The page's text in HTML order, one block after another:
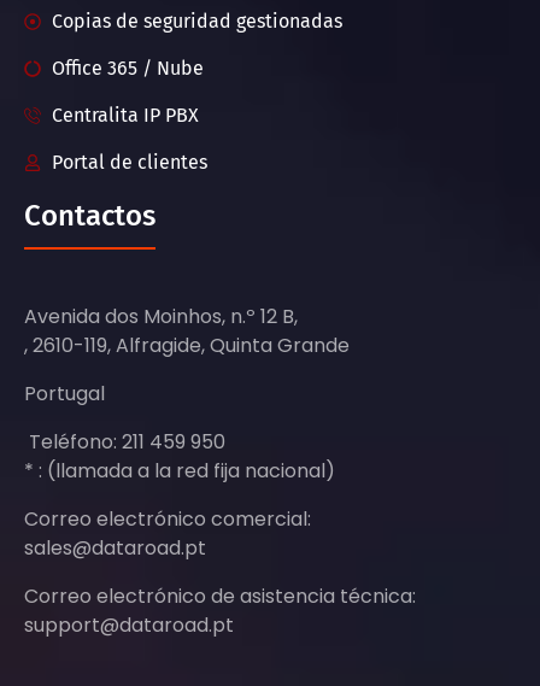
Copias de seguridad gestionadas
Office 365 / Nube
Centralita IP PBX
Portal de clientes
Contactos
Avenida dos Moinhos, n.º 12 B,
, 2610-119, Alfragide, Quinta Grande
Portugal
Teléfono: 211 459 950
* : (llamada a la red fija nacional)
Correo electrónico comercial:
sales@dataroad.pt
Correo electrónico de asistencia técnica:
support@dataroad.pt